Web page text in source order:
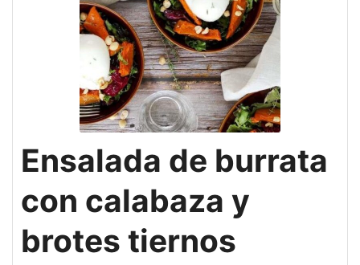
Ensalada de burrata
con calabaza y
brotes tiernos